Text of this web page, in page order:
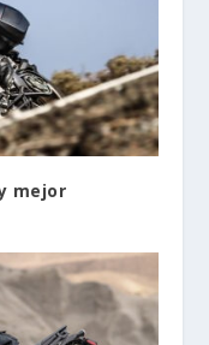
mejor